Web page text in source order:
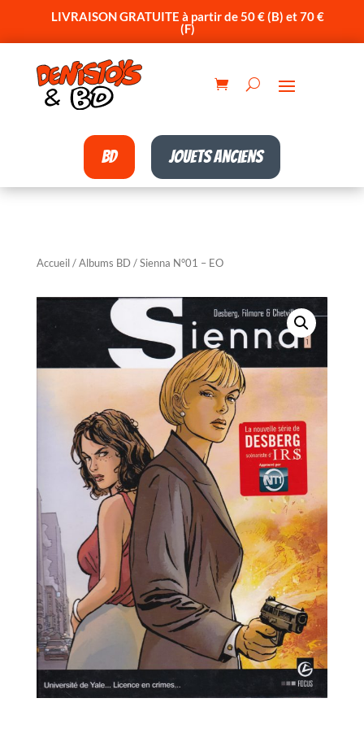
LIVRAISON GRATUITE à partir de 50 € (B) et 70 €
(F)
BD Jouets anciens
Accueil/Albums BD / Sienna N°01 – EO